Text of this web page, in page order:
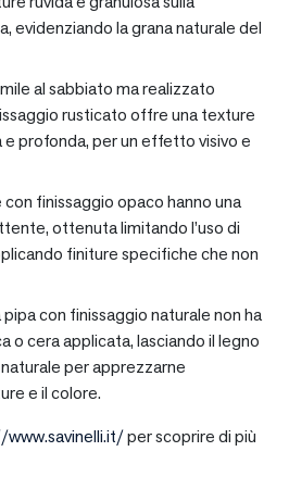
evidenziando la grana naturale del
al sabbiato ma realizzato
rusticato offre una texture
e profonda, per un effetto visivo e
con finissaggio opaco hanno una
ottenuta limitando l’uso di
finiture specifiche che non
pipa con finissaggio naturale non ha
o cera applicata, lasciando il legno
per apprezzarne
e il colore.
per scoprire di più